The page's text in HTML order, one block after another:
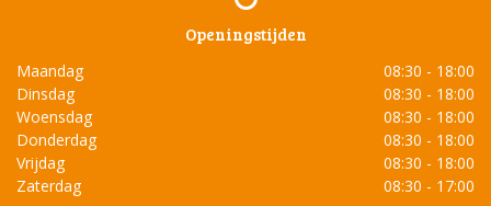
Openingstijden
Maandag
08:30 - 18:00
Dinsdag
08:30 - 18:00
Woensdag
08:30 - 18:00
Donderdag
08:30 - 18:00
Vrijdag
08:30 - 18:00
Zaterdag
08:30 - 17:00